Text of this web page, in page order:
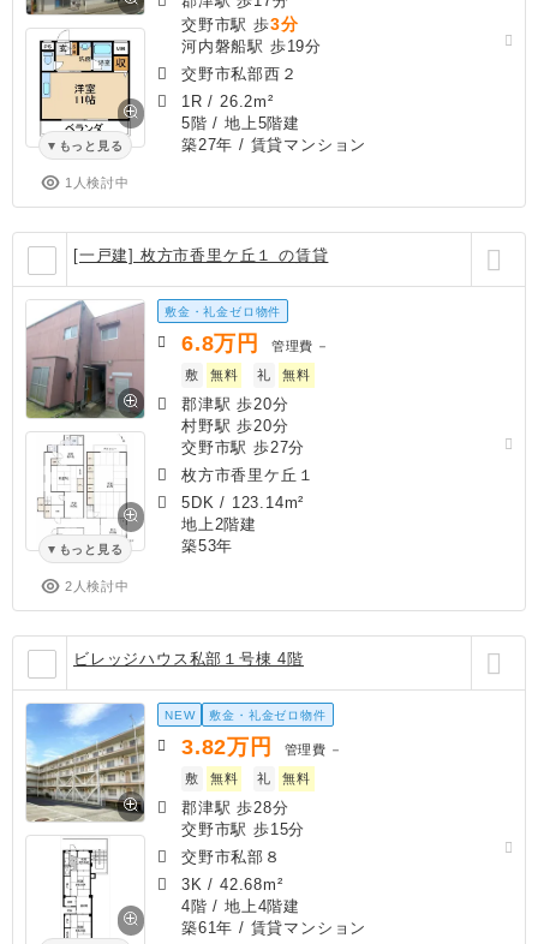
もっと見る
1人検討中
交野市駅 歩3分
河内磐船駅 歩19分
交野市私部西２
1R / 26.2m²
5階 / 地上5階建
築27年 / 賃貸マンション
[一戸建] 枚方市香里ケ丘１ の賃貸
もっと見る
2人検討中
敷金・礼金ゼロ物件
6.8万円 管理費 －
敷
無料 礼 無料
郡津駅 歩20分
村野駅 歩20分
交野市駅 歩27分
枚方市香里ケ丘１
5DK / 123.14m²
地上2階建
築53年
ビレッジハウス私部１号棟 4階
NEW 敷金・礼金ゼロ物件
3.82万円 管理費 －
敷
無料 礼 無料
郡津駅 歩28分
交野市駅 歩15分
交野市私部８
3K /42.68m²
4階 / 地上4階建
築61年 / 賃貸マンション